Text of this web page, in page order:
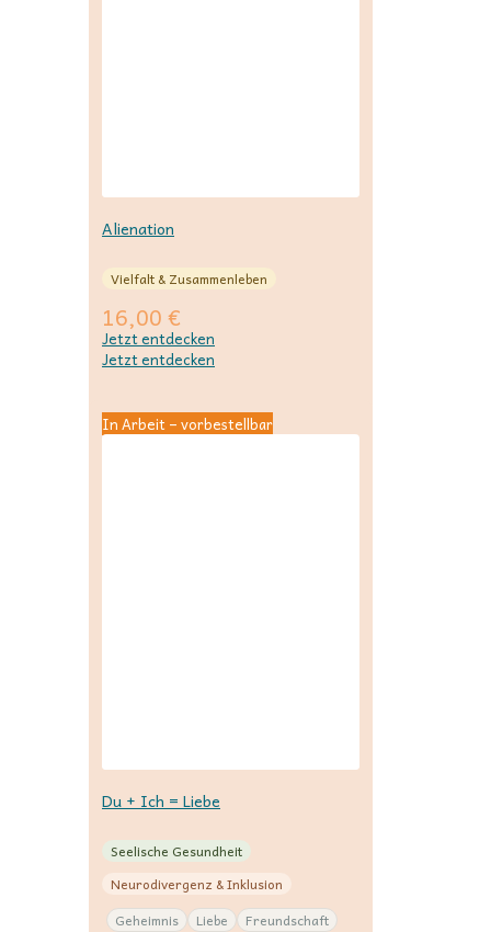
Alienation
Vielfalt & Zusammenleben
16,00€
Jetzt entdecken
Jetzt entdecken
In Arbeit – vorbestellbar
Du + Ich = Liebe
Seelische Gesundheit
Neurodivergenz & Inklusion
Geheimnis
Liebe Freundschaft